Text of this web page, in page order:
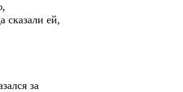
сказали ей,
за